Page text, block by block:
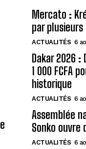
Mercato :
par
ACTUALITÉS 6
Dakar 2026
1 000 FCFA
historique
ACTUALITÉS 6
Assemblée
Sonko ouvre
ACTUALITÉS 6